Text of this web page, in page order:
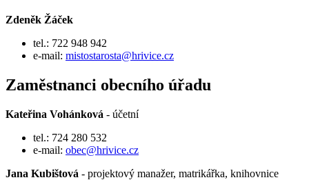
Zdeněk Žáček
tel.: 722 948 942
e-mail: mistostarosta@hrivice.cz
Zaměstnanci obecního úřadu
Kateřina Vohánková - účetní
tel.: 724 280 532
e-mail: obec@hrivice.cz
Jana Kubištová - projektový manažer, matrikářka, knihovnice